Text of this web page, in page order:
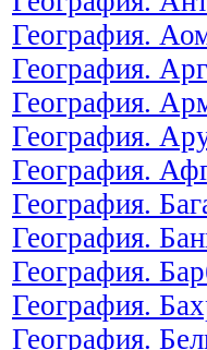
География.
География.
География.
География.
География.
География.
География.
География.
География.
География.